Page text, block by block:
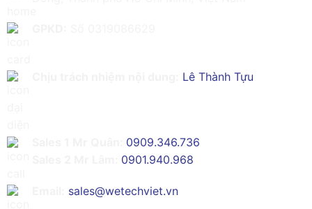
Lê Thành Tựu
0909.346.736
0901.940.968
sales@wetechviet.vn